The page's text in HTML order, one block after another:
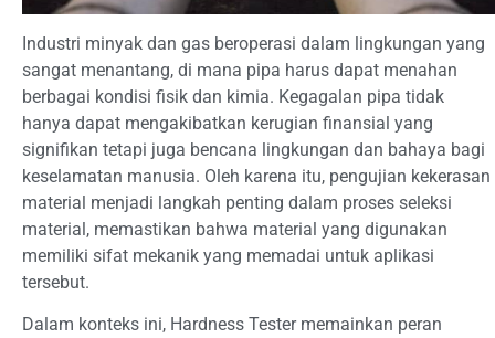
Industri minyak dan gas beroperasi dalam lingkungan yang
sangat menantang, di mana pipa harus dapat menahan
berbagai kondisi fisik dan kimia. Kegagalan pipa tidak
hanya dapat mengakibatkan kerugian finansial yang
signifikan tetapi juga bencana lingkungan dan bahaya bagi
keselamatan manusia. Oleh karena itu, pengujian kekerasan
material menjadi langkah penting dalam proses seleksi
material, memastikan bahwa material yang digunakan
memiliki sifat mekanik yang memadai untuk aplikasi
tersebut.
Dalam konteks ini, Hardness Tester memainkan peran